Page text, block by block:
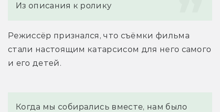
Из описания к ролику
Режиссёр признался, что съёмки фильма
стали настоящим катарсисом для него самого
и его детей.
Когда мы собирались вместе, нам было